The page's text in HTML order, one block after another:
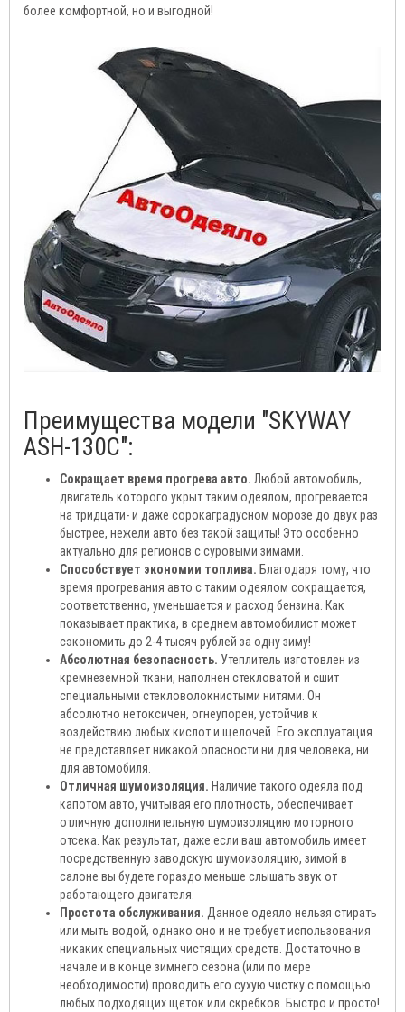
более комфортной, но и выгодной!
Преимущества модели "SKYWAY
ASH-130C":
Сокращает время прогрева авто. Любой автомобиль,
двигатель которого укрыт таким одеялом, прогревается
на тридцати- и даже сорокаградусном морозе до двух раз
быстрее, нежели авто без такой защиты! Это особенно
актуально для регионов с суровыми зимами.
Способствует экономии топлива. Благодаря тому, что
время прогревания авто с таким одеялом сокращается,
соответственно, уменьшается и расход бензина. Как
показывает практика, в среднем автомобилист может
сэкономить до 2-4 тысяч рублей за одну зиму!
Абсолютная безопасность. Утеплитель изготовлен из
кремнеземной ткани, наполнен стекловатой и сшит
специальными стекловолокнистыми нитями. Он
абсолютно нетоксичен, огнеупорен, устойчив к
воздействию любых кислот и щелочей. Его эксплуатация
не представляет никакой опасности ни для человека, ни
для автомобиля.
Отличная шумоизоляция. Наличие такого одеяла под
капотом авто, учитывая его плотность, обеспечивает
отличную дополнительную шумоизоляцию моторного
отсека. Как результат, даже если ваш автомобиль имеет
посредственную заводскую шумоизоляцию, зимой в
салоне вы будете гораздо меньше слышать звук от
работающего двигателя.
Простота обслуживания. Данное одеяло нельзя стирать
или мыть водой, однако оно и не требует использования
никаких специальных чистящих средств. Достаточно в
начале и в конце зимнего сезона (или по мере
необходимости) проводить его сухую чистку с помощью
любых подходящих щеток или скребков. Быстро и просто!